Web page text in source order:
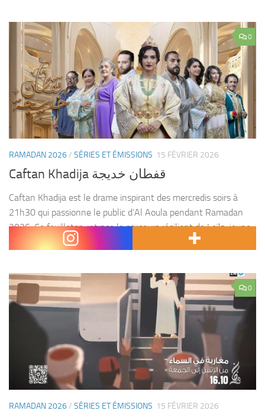
0
RAMADAN 2026/ SÉRIES ET ÉMISSIONS 15 FÉVRIER 2026
Caftan Khadija قفطان خديجة
Caftan Khadija est le drame inspirant des mercredis soirs à
21h30 qui passionne le public d’Al Aoula pendant Ramadan
2026. Ce feuilleton retrace le parcours résilient de Leïla, jeune
femme issue d’une famille aisée...
0
RAMADAN 2026/ SÉRIES ET ÉMISSIONS 15 FÉVRIER 2026